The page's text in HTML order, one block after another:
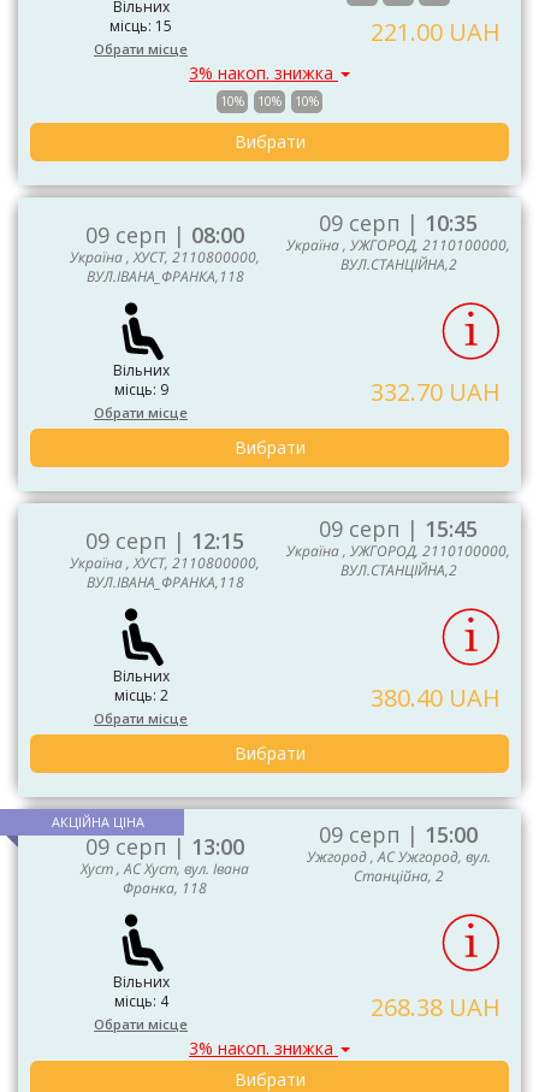
Вільних
місць: 15
Обрати місце
221.00 UAH
3% накоп. знижка
10% 10% 10%
Вибрати
09 серп | 08:00
Україна , ХУСТ, 2110800000,
ВУЛ.ІВАНА_ФРАНКА,118
09 серп | 10:35
Україна , УЖГОРОД, 2110100000,
ВУЛ.СТАНЦІЙНА,2
Вільних
місць: 9
Обрати місце
332.70 UAH
Вибрати
09 серп | 12:15
Україна , ХУСТ, 2110800000,
ВУЛ.ІВАНА_ФРАНКА,118
09 серп | 15:45
Україна , УЖГОРОД, 2110100000,
ВУЛ.СТАНЦІЙНА,2
Вільних
місць: 2
Обрати місце
380.40 UAH
Вибрати
09 серп | 13:00
Хуст , АС Хуст, вул. Івана
Франка, 118
АКЦІЙНА ЦІНА 09 серп | 15:00
Ужгород , АС Ужгород, вул.
Станційна, 2
Вільних
місць: 4
Обрати місце
268.38 UAH
3% накоп. знижка
Вибрати